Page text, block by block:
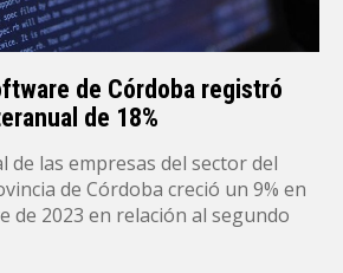
de Córdoba registró
de 18%
de las empresas del sector del
de Córdoba creció un 9% en
de 2023 en relación al segundo